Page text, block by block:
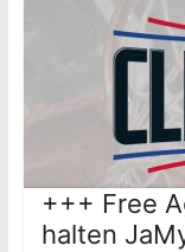
+++ Free
halten